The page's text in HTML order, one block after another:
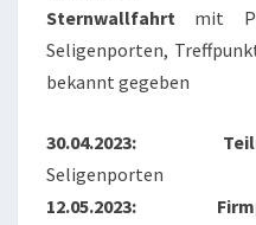
Sternwallfahrt mit
Seligenporten,
bekannt gegeben
30.04.2023:
Seligenporten
12.05.2023: